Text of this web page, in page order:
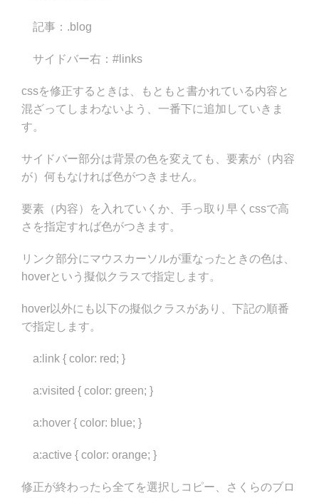
記事：.blog
サイドバー右：#links
cssを修正するときは、もともと書かれている内容と
混ざってしまわないよう、一番下に追加していきま
す。
サイドバー部分は背景の色を変えても、要素が（内容
が）何もなければ色がつきません。
要素（内容）を入れていくか、手っ取り早くcssで高
さを指定すれば色がつきます。
リンク部分にマウスカーソルが重なったときの色は、
hoverという擬似クラスで指定します。
hover以外にも以下の擬似クラスがあり、下記の順番
で指定します。
a:link { color: red; }
a:visited { color: green; }
a:hover { color: blue; }
a:active { color: orange; }
修正が終わったら全てを選択しコピー、さくらのブロ